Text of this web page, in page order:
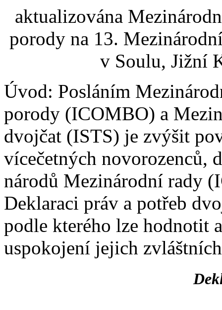
aktualizována
porody na 13.
v Soulu, Jižní
Úvod: Posláním
porody (ICOMBO) a
dvojčat (ISTS) je zvýšit
vícečetných novorozenců,
národů Mezinárodní rady
Deklaraci práv a potřeb
podle kterého lze hodnotit
uspokojení jejich